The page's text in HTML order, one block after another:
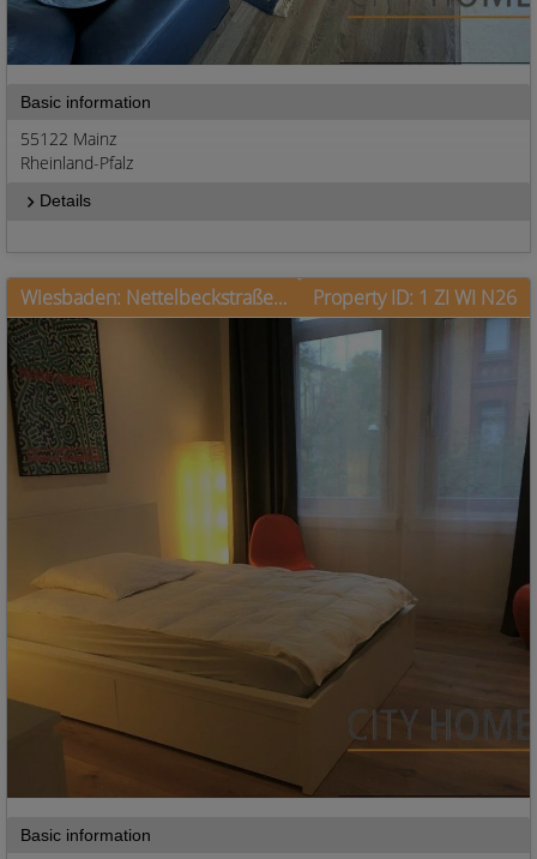
Basic information
55122 Mainz
Rheinland-Pfalz
Details
Wiesbaden: Nettelbeckstraße, in beliebter Lage, gut parken Property ID: 1 ZI WI N26
Basic information